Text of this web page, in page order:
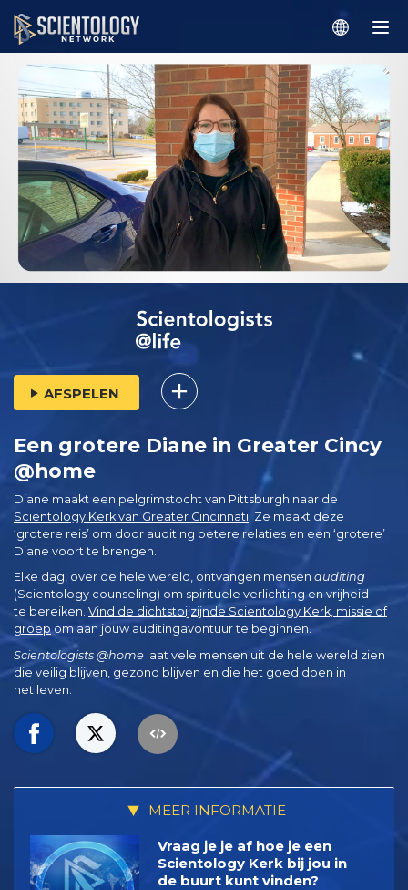
AFSPELEN
Een grotere Diane in Greater Cincy
@home
Diane maakt een pelgrimstocht van Pittsburgh naar de
Scientology Kerk van Greater Cincinnati . Ze maakt deze
‘grotere reis’ om door auditing betere relaties en een ‘grotere’
Diane voort te brengen.
Elke dag, over de hele wereld, ontvangen mensen auditing
(Scientology counseling) om spirituele verlichting en vrijheid
te bereiken. Vind de dichtstbijzijnde Scientology Kerk, missie of
groepom aan jouw auditingavontuur te beginnen.
Scientologists @home laat vele mensen uit de hele wereld zien
die veilig blijven, gezond blijven en die het goed doen in
het leven.
MEER INFORMATIE
Vraag je je af hoe je een
Scientology Kerk bij jou in
de buurt kunt vinden?